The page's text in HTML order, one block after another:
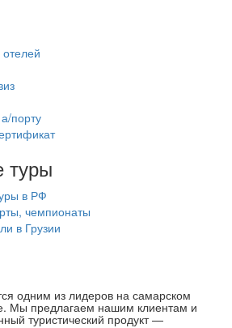
порту
туры
в РФ
чемпионаты
в Грузии
одним из лидеров на самарском
Мы предлагаем нашим клиентам и
туристический продукт —